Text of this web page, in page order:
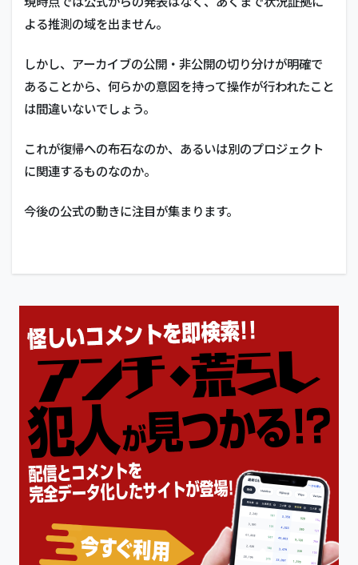
よる推測の域を出ません。
しかし、アーカイブの公開・非公開の切り分けが明確で
あることから、何らかの意図を持って操作が行われたこと
は間違いないでしょう。
これが復帰への布石なのか、あるいは別のプロジェクト
に関連するものなのか。
今後の公式の動きに注目が集まります。